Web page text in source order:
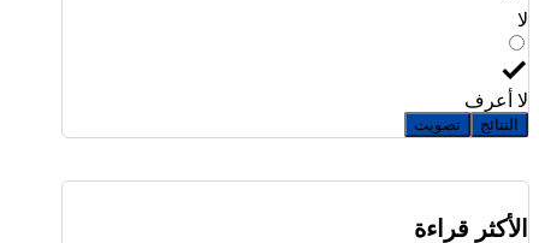
لا
لا أعرف
النتائج تصويت
الأكثر قراءة